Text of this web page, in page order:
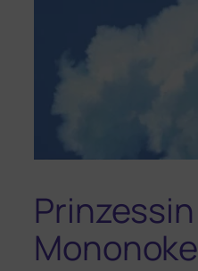
Prinzessin
Mononoke